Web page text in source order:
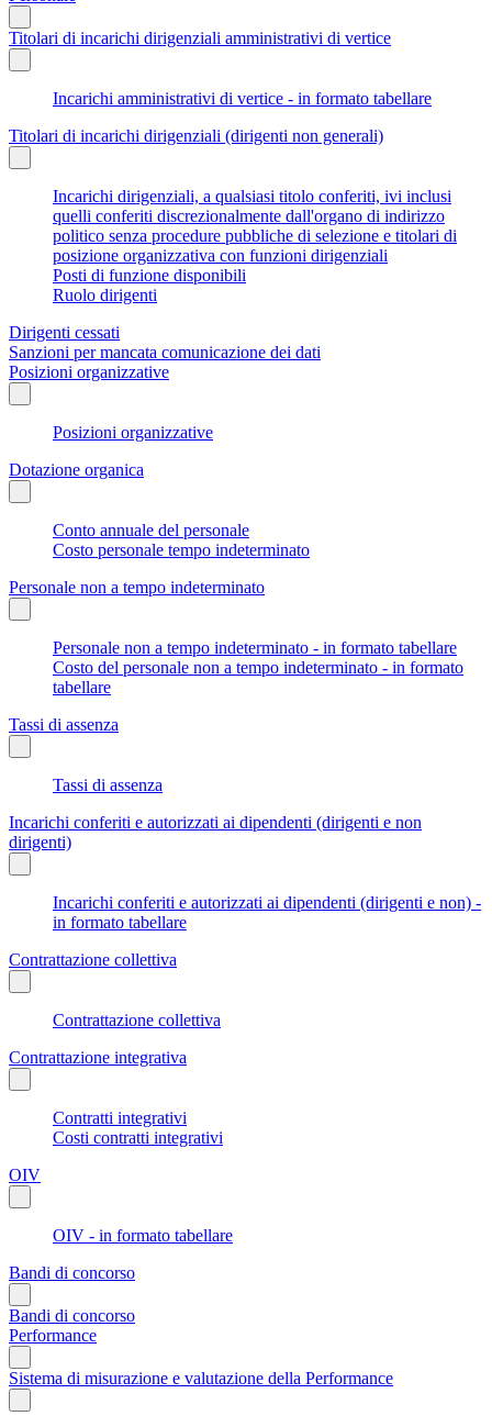
Titolari di incarichi dirigenziali amministrativi di vertice
Incarichi amministrativi di vertice - in formato tabellare
Titolari di incarichi dirigenziali (dirigenti non generali)
Incarichi dirigenziali, a qualsiasi titolo conferiti, ivi inclusi
quelli conferiti discrezionalmente dall'organo di indirizzo
politico senza procedure pubbliche di selezione e titolari di
posizione organizzativa con funzioni dirigenziali
Posti di funzione disponibili
Ruolo dirigenti
Dirigenti cessati
Sanzioni per mancata comunicazione dei dati
Posizioni organizzative
Posizioni organizzative
Dotazione organica
Conto annuale del personale
Costo personale tempo indeterminato
Personale non a tempo indeterminato
Personale non a tempo indeterminato - in formato tabellare
Costo del personale non a tempo indeterminato - in formato
tabellare
Tassi di assenza
Tassi di assenza
Incarichi conferiti e autorizzati ai dipendenti (dirigenti e non
dirigenti)
Incarichi conferiti e autorizzati ai dipendenti (dirigenti e non) -
in formato tabellare
Contrattazione collettiva
Contrattazione collettiva
Contrattazione integrativa
Contratti integrativi
Costi contratti integrativi
OIV
OIV - in formato tabellare
Bandi di concorso
Bandi di concorso
Performance
Sistema di misurazione e valutazione della Performance